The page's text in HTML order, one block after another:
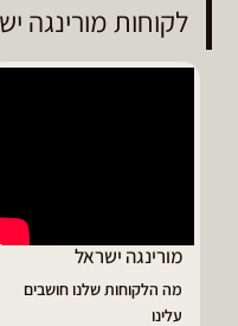
לקוחות מורינגה
ממליץ על מוצרי
איכותיים